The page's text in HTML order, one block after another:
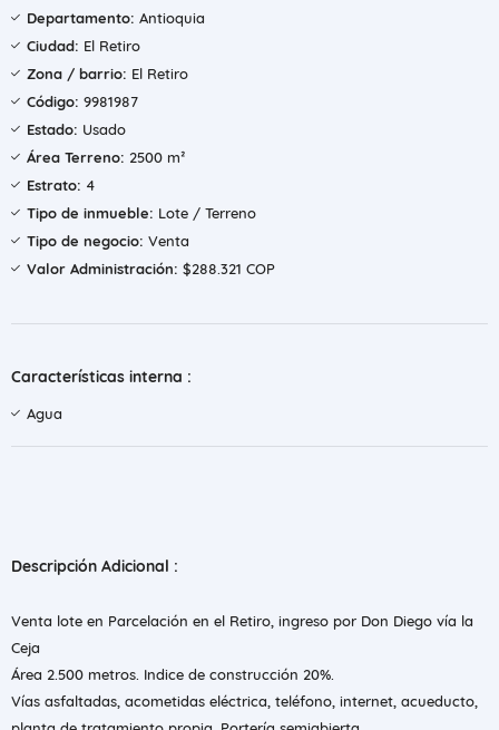
Departamento: Antioquia
Ciudad: El Retiro
Zona / barrio: El Retiro
Código: 9981987
Estado: Usado
Área Terreno: 2500 m²
Estrato: 4
Tipo de inmueble: Lote / Terreno
Tipo de negocio: Venta
Valor Administración: $288.321 COP
Características interna :
Agua
Descripción Adicional :
Venta lote en Parcelación en el Retiro, ingreso por Don Diego vía la
Ceja
Área 2.500 metros. Indice de construcción 20%.
Vías asfaltadas, acometidas eléctrica, teléfono, internet, acueducto,